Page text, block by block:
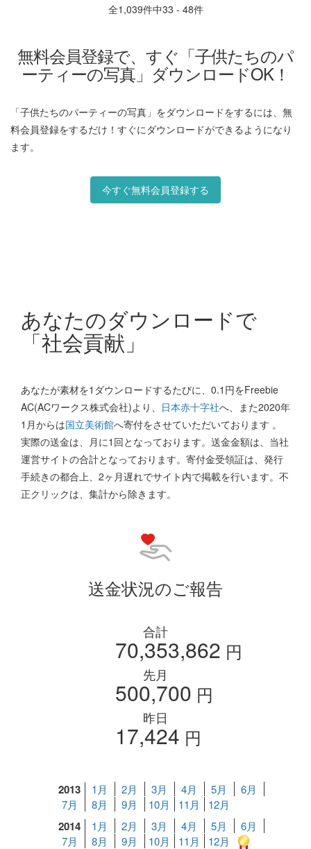
全1,039件中33 - 48件
無料会員登録で、すぐ「子供たちのパ
ーティーの写真」ダウンロードOK！
「子供たちのパーティーの写真」をダウンロードをするには、無
料会員登録をするだけ！すぐにダウンロードができるようになり
ます。
今すぐ無料会員登録する
あなたのダウンロードで
「社会貢献」
あなたが素材を1ダウンロードするたびに、0.1円をFreebie
AC(ACワークス株式会社)より、 日本赤十字社へ、また2020年
1月からは国立美術館へ寄付をさせていただいております 。
実際の送金は、月に1回となっております。送金金額は、当社
運営サイトの合計となっております。寄付金受領証は、発行
手続きの都合上、2ヶ月遅れでサイト内で掲載を行います。不
正クリックは、集計から除きます。
送金状況のご報告
合計
70,353,862 円
先月
500,700 円
昨日
17,424 円
2013 1月 2月 3月 4月 5月
6月
7月
8月 9月 10月 11月 12月
2014 1月 2月 3月 4月 5月
6月
7月
8月 9月 10月 11月 12月